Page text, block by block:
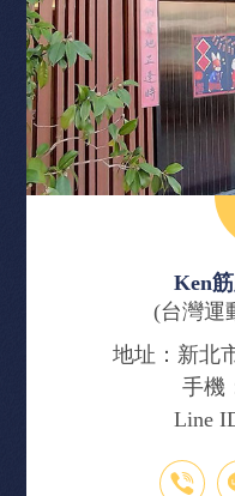
Ken
(台灣運
地址： 新北
手機
Line